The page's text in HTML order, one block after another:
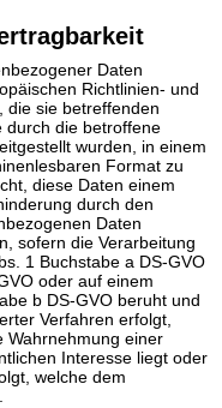
Daten
Richtlinien- und
die sie betreffenden
durch die betroffene
wurden, in einem
Format zu
diese Daten einem
durch den
Daten
sofern die Verarbeitung
1 Buchstabe a DS-GVO
oder auf einem
b DS-GVO beruht und
Verfahren erfolgt,
Wahrnehmung einer
Interesse liegt oder
welche dem